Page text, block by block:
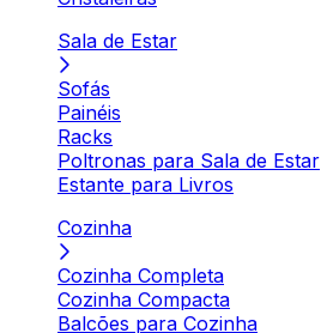
Sala de Estar
Sofás
Painéis
Racks
Poltronas para Sala de Estar
Estante para Livros
Cozinha
Cozinha Completa
Cozinha Compacta
Balcões para Cozinha